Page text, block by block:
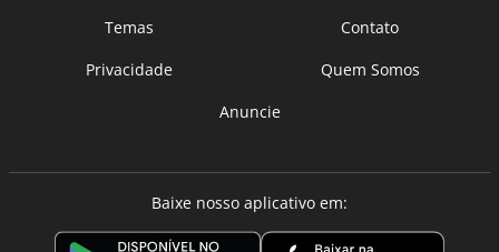
Temas
Contato
Privacidade
Quem Somos
Anuncie
Baixe nosso aplicativo em: